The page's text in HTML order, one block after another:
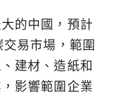
的中國，預計
易市場，範圍
建材、造紙和
影響範圍企業